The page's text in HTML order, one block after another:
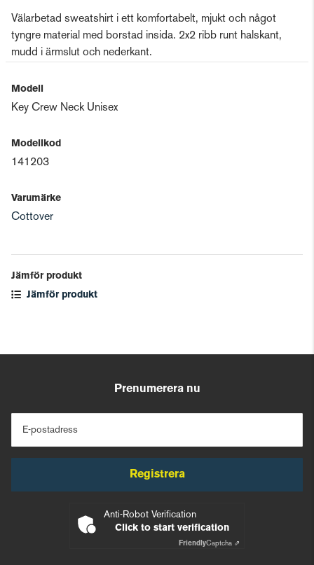
Välarbetad sweatshirt i ett komfortabelt, mjukt och något
tyngre material med borstad insida. 2x2 ribb runt halskant,
mudd i ärmslut och nederkant.
Modell
Key Crew Neck Unisex
Modellkod
141203
Varumärke
Cottover
Jämför produkt
Jämför produkt
Prenumerera nu
E-postadress
Registrera
Anti-Robot Verification
Click to start verification
FriendlyCaptcha ⇗